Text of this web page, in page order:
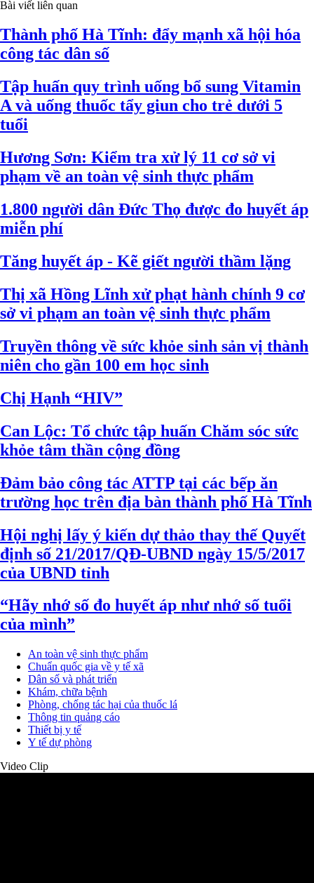
Bài viết liên quan
Thành phố Hà Tĩnh: đẩy mạnh xã hội hóa
công tác dân số
Tập huấn quy trình uống bổ sung Vitamin
A và uống thuốc tẩy giun cho trẻ dưới 5
tuổi
Hương Sơn: Kiểm tra xử lý 11 cơ sở vi
phạm về an toàn vệ sinh thực phẩm
1.800 người dân Đức Thọ được đo huyết áp
miễn phí
Tăng huyết áp - Kẽ giết người thầm lặng
Thị xã Hồng Lĩnh xử phạt hành chính 9 cơ
sở vi phạm an toàn vệ sinh thực phẩm
Truyền thông về sức khỏe sinh sản vị thành
niên cho gần 100 em học sinh
Chị Hạnh “HIV”
Can Lộc: Tổ chức tập huấn Chăm sóc sức
khỏe tâm thần cộng đồng
Đảm bảo công tác ATTP tại các bếp ăn
trường học trên địa bàn thành phố Hà Tĩnh
Hội nghị lấy ý kiến dự thảo thay thế Quyết
định số 21/2017/QĐ-UBND ngày 15/5/2017
của UBND tỉnh
“Hãy nhớ số đo huyết áp như nhớ số tuổi
của mình”
An toàn vệ sinh thực phẩm
Chuẩn quốc gia về y tế xã
Dân số và phát triển
Khám, chữa bệnh
Phòng, chống tác hại của thuốc lá
Thông tin quảng cáo
Thiết bị y tế
Y tế dự phòng
Video Clip